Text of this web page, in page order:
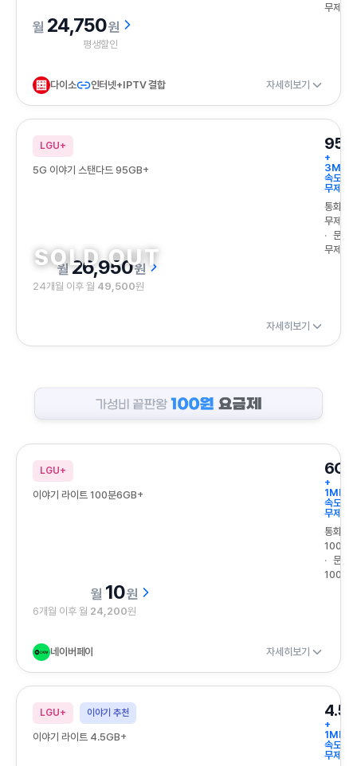
무제한
24,750원
평생할인
다이소 인터넷+IPTV 결합 자세히보기
LGU+
5G 이야기 스탠다드 95GB+
+
속도
무제한
통화
무제한
문자
무제한
26,950원
24개월 이후 월 49,500원
자세히보기
가성비 끝판왕 100원 요금제
LGU+
이야기 라이트 100분6GB+
6GB
+
1Mbps
속도
무제한
통화
100분
문자
100건
10원
6개월 이후 월 24,200원
네이버페이 자세히보기
LGU+ 이야기 추천
이야기 라이트 4.5GB+
+
1Mbps
속도
무제한